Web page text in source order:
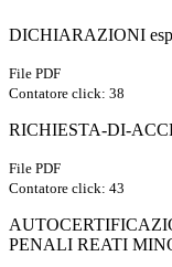
DICHIARAZIONI
File PDF
Contatore click: 38
RICHIESTA-DI-
File PDF
Contatore click: 43
PENALI REATI